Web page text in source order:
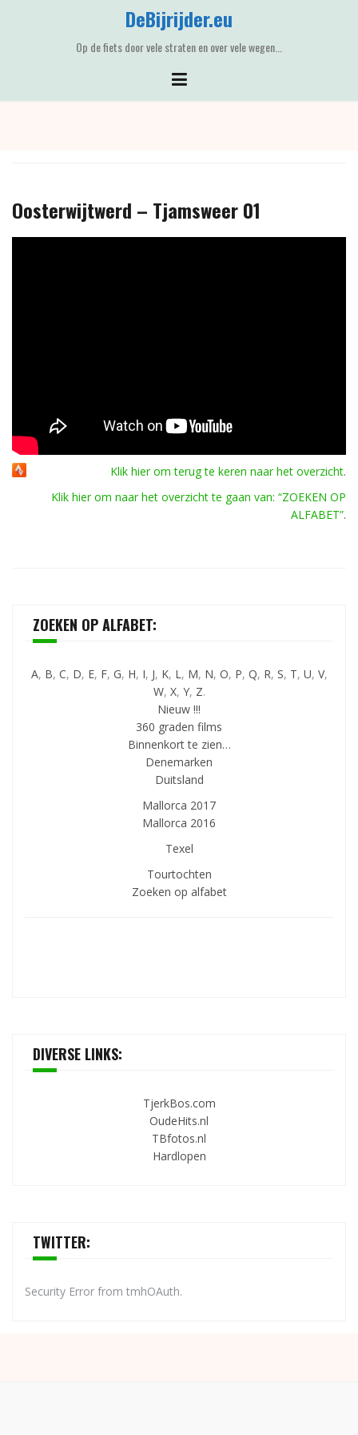
DeBijrijder.eu
Op de fiets door vele straten en over vele wegen...
Oosterwijtwerd – Tjamsweer 01
Klik hier om terug te keren naar het overzicht.
Klik hier om naar het overzicht te gaan van: “ZOEKEN OP
ALFABET”.
ZOEKEN OP ALFABET:
A, B, C, D, E, F, G, H, I, J, K, L, M, N, O, P, Q, R, S, T, U, V,
W, X, Y, Z.
Nieuw !!!
360 graden films
Binnenkort te zien…
Denemarken
Duitsland
Mallorca 2017
Mallorca 2016
Texel
Tourtochten
Zoeken op alfabet
DIVERSE LINKS:
TjerkBos.com
OudeHits.nl
TBfotos.nl
Hardlopen
TWITTER:
Security Error from tmhOAuth.